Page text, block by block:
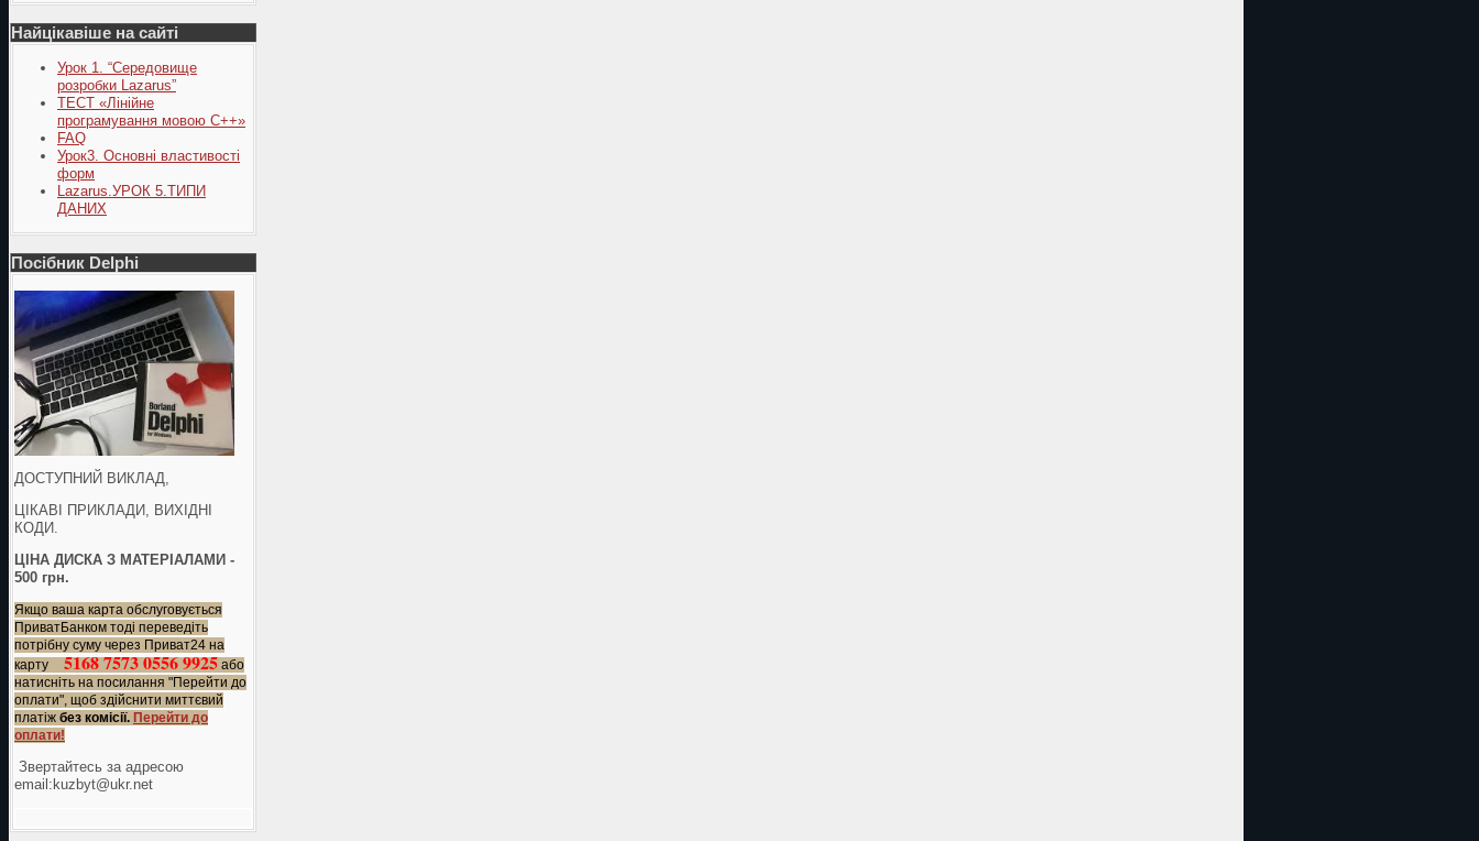
Найцікавіше на сайті
Урок 1. “Середовище
розробки Lazarus”
ТЕСТ «Лінійне
програмування мовою С++»
FAQ
Урок3. Основні властивості
форм
Lazarus.УРОК 5.ТИПИ
ДАНИХ
Посібник Delphi
ДОСТУПНИЙ ВИКЛАД,
ЦІКАВІ ПРИКЛАДИ, ВИХІДНІ
КОДИ.
ЦІНА ДИСКА З МАТЕРІАЛАМИ -
500 грн.
Якщо ваша карта обслуговується
ПриватБанком тоді переведіть
потрібну суму через Приват24 на
карту 5168 7573 0556 9925 або
натисніть на посилання "Перейти до
оплати", щоб здійснити миттєвий
платіж без комісії. Перейти до
оплати!
Звертайтесь за адресою
еmail:kuzbyt@ukr.net